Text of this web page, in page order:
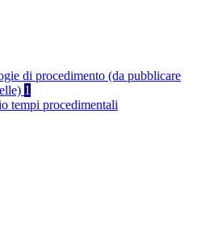
di procedimento (da pubblicare
1
tempi procedimentali